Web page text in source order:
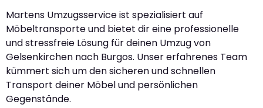
Martens Umzugsservice ist spezialisiert auf
Möbeltransporte und bietet dir eine professionelle
und stressfreie Lösung für deinen Umzug von
Gelsenkirchen nach Burgos. Unser erfahrenes Team
kümmert sich um den sicheren und schnellen
Transport deiner Möbel und persönlichen
Gegenstände.